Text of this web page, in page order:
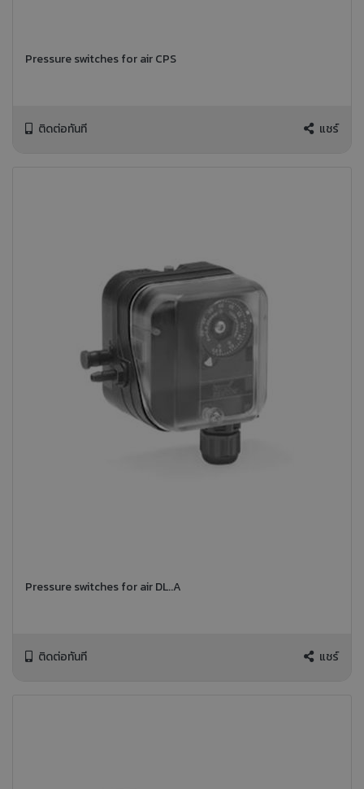
Pressure switches for air CPS
ติดต่อทันที แชร์
Pressure switches for air DL..A
ติดต่อทันที แชร์